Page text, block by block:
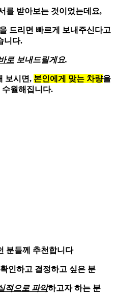
를 받아보는 것이었는데요,
드리면 빠르게 보내주신다고
니다.
로보내드릴게요.
보시면, 본인에게 맞는 차량을
월해집니다.
분들께 추천합니다
인하고 결정하고 싶은 분
적으로 파악하고자 하는 분